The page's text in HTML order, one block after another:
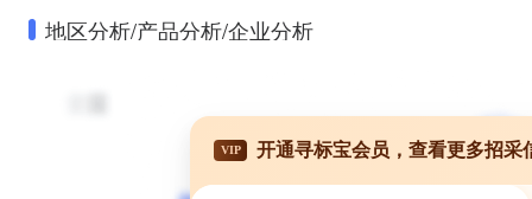
地区分析/产品分析/企业分析
VIP 开通寻标宝会员，查看更多招采